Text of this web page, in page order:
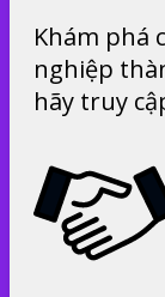
Khám phá
nghiệp
hãy truy